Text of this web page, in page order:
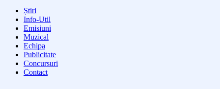
Știri
Info-Util
Emisiuni
Muzical
Echipa
Publicitate
Concursuri
Contact